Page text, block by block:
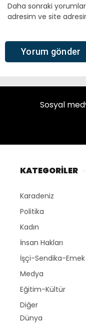
Daha sonraki
adresim ve site
Sosyal
KATEGORİLER
Karadeniz
Politika
Kadın
İnsan Hakları
İşçi-Sendika-Emek
Medya
Eğitim-Kültür
Diğer
Dünya